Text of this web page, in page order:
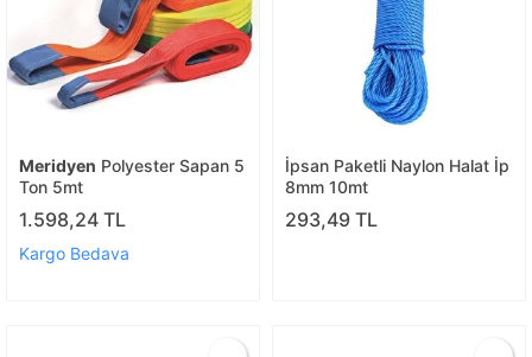
Meridyen Polyester Sapan 5
Ton 5mt
1.598,24 TL
Kargo Bedava
İpsan Paketli Naylon Halat İp
8mm 10mt
293,49 TL